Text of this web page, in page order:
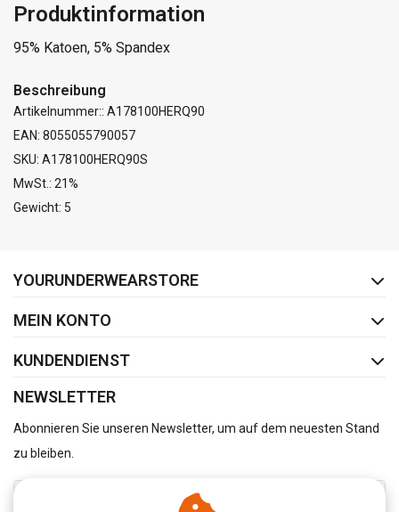
Produktinformation
95% Katoen, 5% Spandex
Beschreibung
Artikelnummer:: A178100HERQ90
EAN: 8055055790057
SKU: A178100HERQ90S
MwSt.: 21%
Gewicht: 5
YOURUNDERWEARSTORE
MEIN KONTO
KUNDENDIENST
NEWSLETTER
Abonnieren Sie unseren Newsletter, um auf dem neuesten Stand
zu bleiben.